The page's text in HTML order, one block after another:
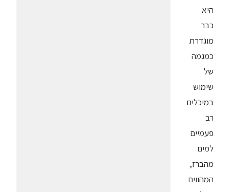
היא
כבר
מוגדרת
כמגמה
של
שימוש
במיכלים
רב
פעמיים
למים
מהברז,
המהווים